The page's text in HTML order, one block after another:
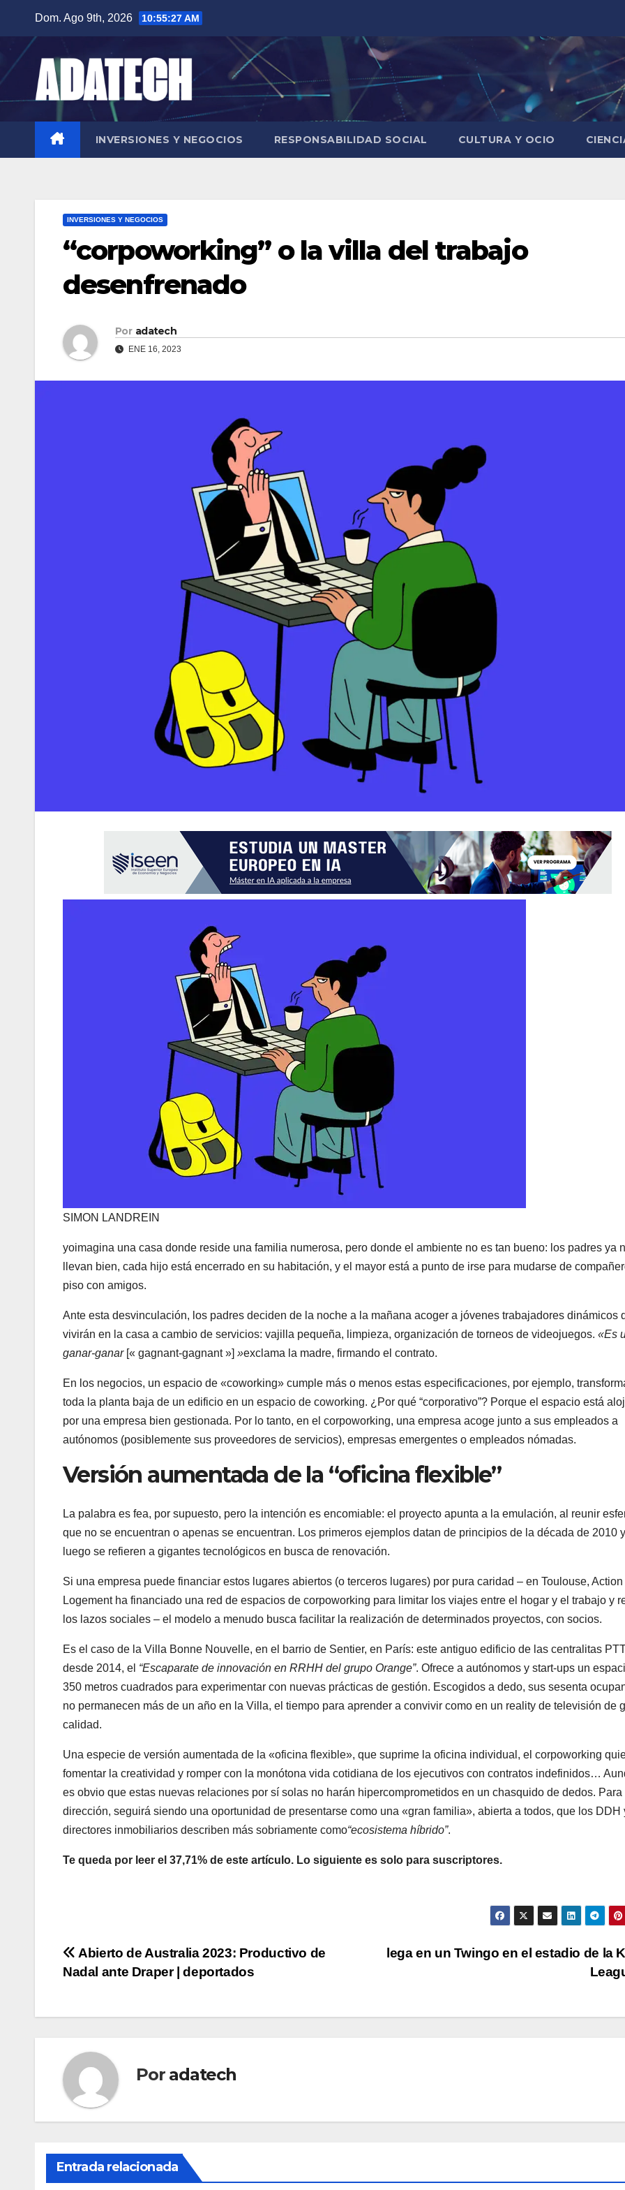
contenido
Dom. Ago 9th, 2026 10:55:28 AM
INVERSIONES Y NEGOCIOS RESPONSABILIDAD SOCIAL CULTURA Y OCIO
INVERSIONES Y NEGOCIOS
“corpoworking” o la villa del trabajo
desenfrenado
Por adatech
ENE 16, 2023
SIMON LANDREIN
yoimagina una casa donde reside una familia numerosa, pero donde el ambiente no es tan bueno: los padres ya
llevan bien, cada hijo está encerrado en su habitación, y el mayor está a punto de irse para mudarse de
piso con amigos.
Ante esta desvinculación, los padres deciden de la noche a la mañana acoger a jóvenes trabajadores dinámicos
vivirán en la casa a cambio de servicios: vajilla pequeña, limpieza, organización de torneos de videojuegos. «Es
ganar-ganar [« gagnant-gagnant »] »exclama la madre, firmando el contrato.
En los negocios, un espacio de «coworking» cumple más o menos estas especificaciones, por ejemplo,
toda la planta baja de un edificio en un espacio de coworking. ¿Por qué “corporativo”? Porque el espacio está
por una empresa bien gestionada. Por lo tanto, en el corpoworking, una empresa acoge junto a sus empleados a
autónomos (posiblemente sus proveedores de servicios), empresas emergentes o empleados nómadas.
Versión aumentada de la “oficina flexible”
La palabra es fea, por supuesto, pero la intención es encomiable: el proyecto apunta a la emulación, al reunir
que no se encuentran o apenas se encuentran. Los primeros ejemplos datan de principios de la década de 2010 y
luego se refieren a gigantes tecnológicos en busca de renovación.
Si una empresa puede financiar estos lugares abiertos (o terceros lugares) por pura caridad – en Toulouse, Action
Logement ha financiado una red de espacios de corpoworking para limitar los viajes entre el hogar y el trabajo y
los lazos sociales – el modelo a menudo busca facilitar la realización de determinados proyectos, con socios.
Es el caso de la Villa Bonne Nouvelle, en el barrio de Sentier, en París: este antiguo edificio de las centralitas
desde 2014, el “Escaparate de innovación en RRHH del grupo Orange”. Ofrece a autónomos y start-ups un
350 metros cuadrados para experimentar con nuevas prácticas de gestión. Escogidos a dedo, sus sesenta
no permanecen más de un año en la Villa, el tiempo para aprender a convivir como en un reality de televisión de
calidad.
Una especie de versión aumentada de la «oficina flexible», que suprime la oficina individual, el corpoworking
fomentar la creatividad y romper con la monótona vida cotidiana de los ejecutivos con contratos indefinidos…
es obvio que estas nuevas relaciones por sí solas no harán hipercomprometidos en un chasquido de dedos. Para
dirección, seguirá siendo una oportunidad de presentarse como una «gran familia», abierta a todos, que los DDH
directores inmobiliarios describen más sobriamente como“ecosistema híbrido”.
Te queda por leer el 37,71% de este artículo. Lo siguiente es solo para suscriptores.
Navegación
entradas
lega en un Twingo en el estadio de la
Abierto de Australia 2023: Productivo de
Nadal ante Draper | deportados
Por adatech
Entrada relacionada